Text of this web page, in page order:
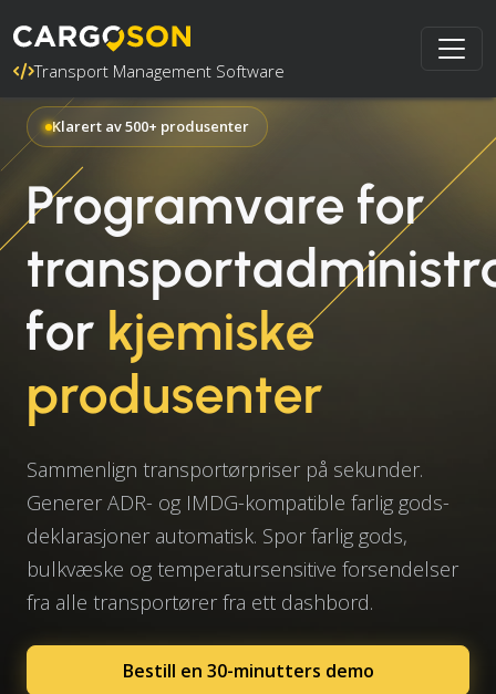
Transport Management Software
Klarert av 500+ produsenter
Programvare for
for kjemiske
produsenter
Sammenlign transportørpriser på sekunder.
Generer ADR- og IMDG-kompatible farlig gods-
deklarasjoner automatisk. Spor farlig gods,
bulkvæske og temperatursensitive forsendelser
fra alle transportører fra ett dashbord.
Bestill en 30-minutters demo